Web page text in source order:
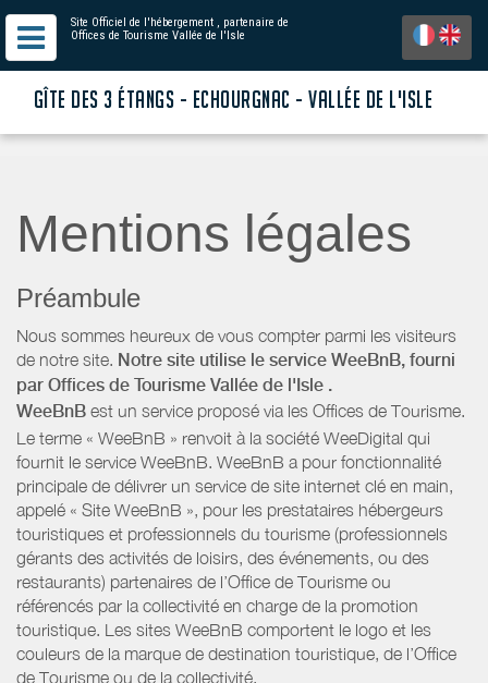
Site Officiel de l'hébergement , partenaire de
Offices de Tourisme Vallée de l'Isle
GÎTE DES 3 ÉTANGS - ECHOURGNAC - VALLÉE DE L'ISLE
Mentions légales
Préambule
Nous sommes heureux de vous compter parmi les visiteurs
de notre site. Notre site utilise le service WeeBnB, fourni
par Offices de Tourisme Vallée de l'Isle .
WeeBnB est un service proposé via les Offices de Tourisme.
Le terme « WeeBnB » renvoit à la société WeeDigital qui
fournit le service WeeBnB. WeeBnB a pour fonctionnalité
principale de délivrer un service de site internet clé en main,
appelé « Site WeeBnB », pour les prestataires hébergeurs
touristiques et professionnels du tourisme (professionnels
gérants des activités de loisirs, des événements, ou des
restaurants) partenaires de l’Office de Tourisme ou
référencés par la collectivité en charge de la promotion
touristique. Les sites WeeBnB comportent le logo et les
couleurs de la marque de destination touristique, de l’Office
de Tourisme ou de la collectivité.